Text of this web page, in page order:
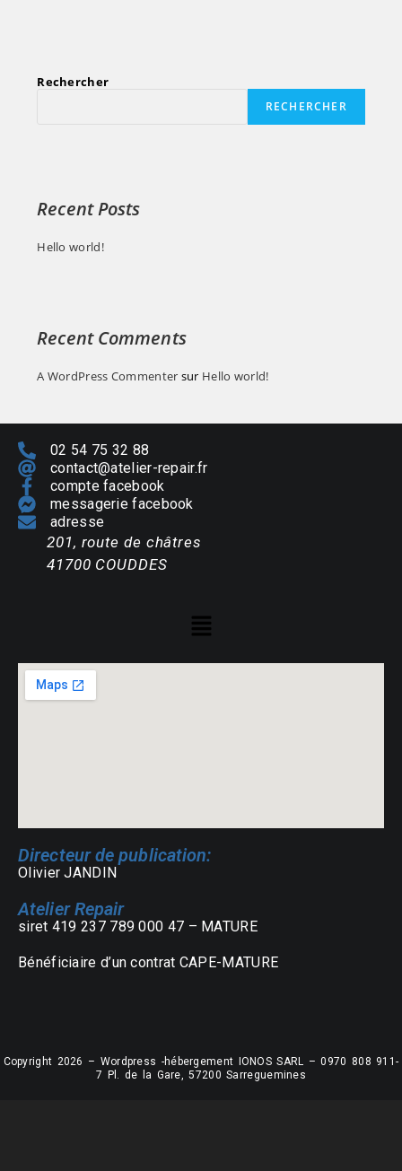
Rechercher
RECHERCHER
Recent Posts
Hello world!
Recent Comments
A WordPress Commenter sur Hello world!
02 54 75 32 88
contact@atelier-repair.fr
compte facebook
messagerie facebook
adresse
201, route de châtres
41700 COUDDES
Directeur de publication:
Olivier JANDIN
Atelier Repair
siret 419 237 789 000 47 – MATURE
Bénéficiaire d’un contrat CAPE-MATURE
Copyright 2026 – Wordpress -hébergement IONOS SARL – 0970 808 911-
7 Pl. de la Gare, 57200 Sarreguemines